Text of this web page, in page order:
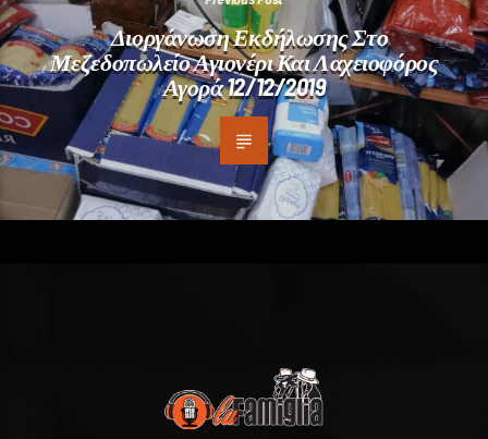
Διοργάνωση Εκδήλωσης Στο
Μεζεδοπωλείο Αγιονέρι Και Λαχειοφόρος
Αγορά 12/12/2019